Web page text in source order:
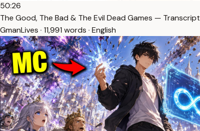
50:26
The Good, The Bad & The Evil Dead Games — Transcript
GmanLives · 11,991 words · English